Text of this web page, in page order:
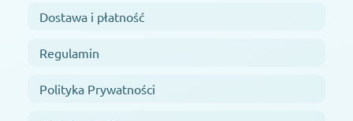
Dostawa i płatność
Regulamin
Polityka Prywatności